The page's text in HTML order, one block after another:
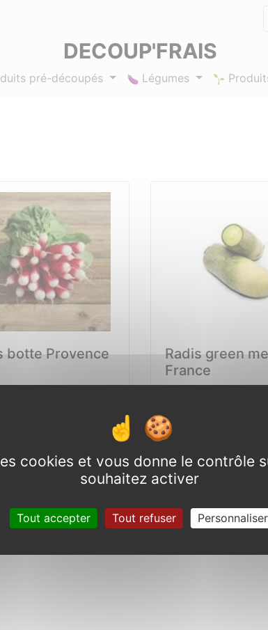
DECOUP'FRAIS
pré-découpés Légumes
botte Provence
Radis green
France
cookies et vous donne le contrôle
souhaitez activer
Tout accepter Tout refuser Personnaliser